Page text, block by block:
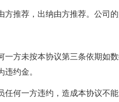
方推荐，出纳由方推荐。公司
方未按本协议第三条依期如
约金。
何一方违约，造成本协议不